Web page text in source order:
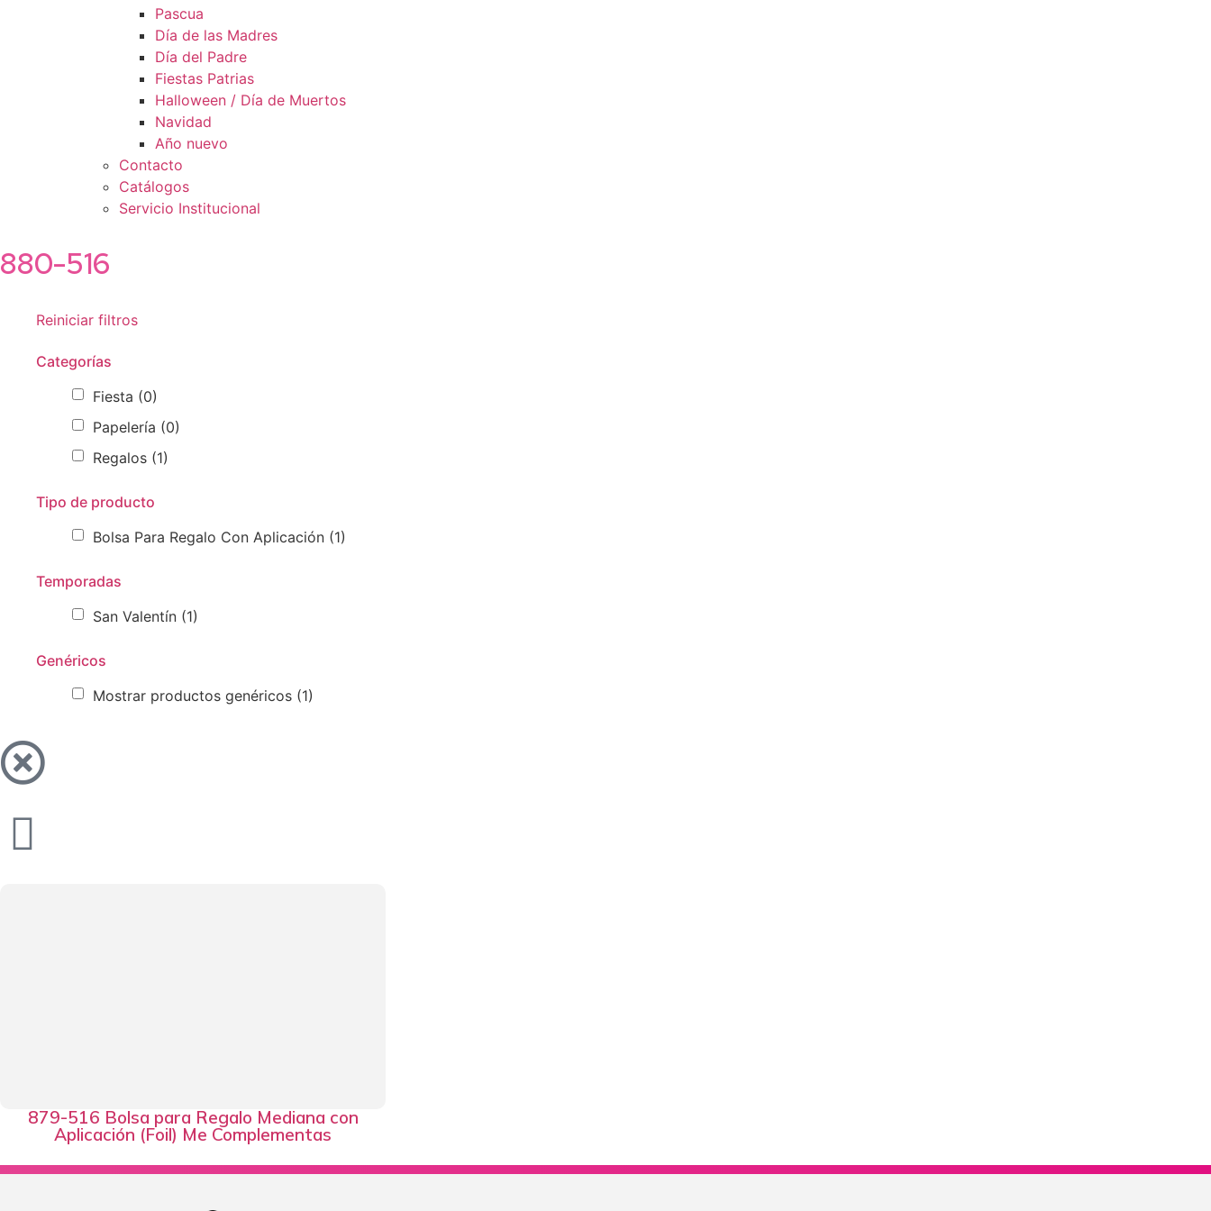
Pascua
Día de las Madres
Día del Padre
Fiestas Patrias
Halloween / Día de Muertos
Navidad
Año nuevo
Contacto
Catálogos
Servicio Institucional
880-516
Reiniciar filtros
Categorías
Fiesta (0)
Papelería (0)
Regalos (1)
Tipo de producto
Bolsa Para Regalo Con Aplicación (1)
Temporadas
San Valentín (1)
Genéricos
Mostrar productos genéricos (1)
879-516 Bolsa para Regalo Mediana con
Aplicación (Foil) Me Complementas